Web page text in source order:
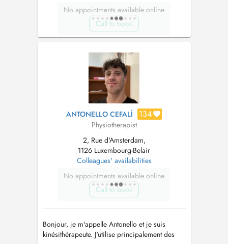
No appointments available online
Call to book
ANTONELLO CEFALÌ 134
Physiotherapist
2, Rue d'Amsterdam,
1126 Luxembourg-Belair
Colleagues' availabilities
No appointments available online
Call to book
Bonjour, je m'appelle Antonello et je suis
kinésithérapeute. J'utilise principalement des